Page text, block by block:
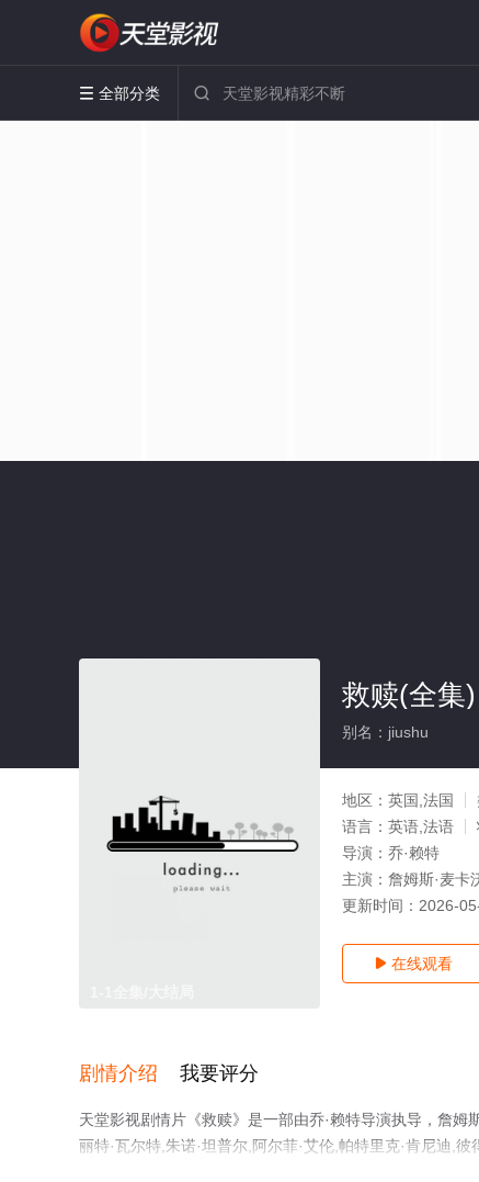
 全部分类 
救赎(全集)
别名：jiushu
地区： 英国,法国
语言： 英语,法语
导演： 乔·赖特
主演： 詹姆斯·麦卡
更新时间： 2026-
 在线观看
剧情介绍 我要评分
天堂影视剧情片《救赎》是一部由乔·赖特导演执导，詹姆
丽特·瓦尔特,朱诺·坦普尔,阿尔菲·艾伦,帕特里克·肯尼迪,
影，大结局剧情已揭晓（1-1全集），手机免费观看高清